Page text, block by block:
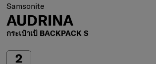
Samsonite
AUDRINA
กระเป๋าเป้ BACKPACK S